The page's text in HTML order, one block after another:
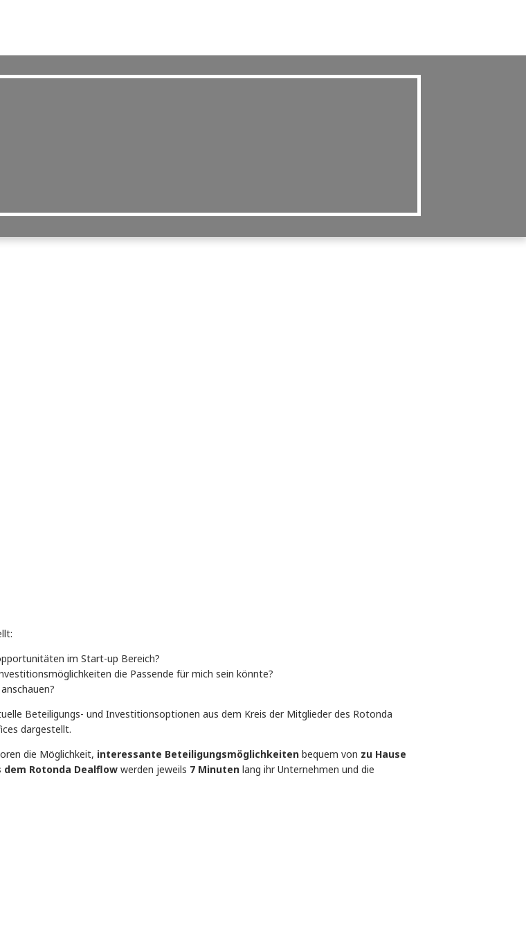
im Start-up Bereich?
die Passende für mich sein könnte?
Beteiligungs- und Investitionsoptionen aus dem Kreis der Mitglieder des Rotonda
dargestellt.
die Möglichkeit, interessante Beteiligungsmöglichkeiten bequem von zu Hause
dem Rotonda Dealflow werden jeweils 7 Minuten lang ihr Unternehmen und die